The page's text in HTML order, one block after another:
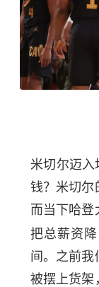
米切尔迈
钱？米切尔
而当下哈登
把总薪资降
间。之前我
被摆上货架